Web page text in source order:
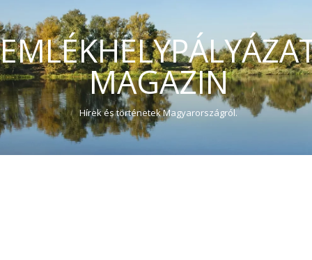
MAGAZIN
Hírek és történetek Magyarországról.